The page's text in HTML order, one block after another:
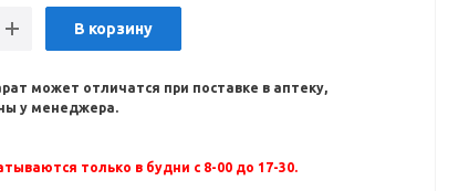
В корзину
может отличатся при поставке в аптеку,
у менеджера.
только в будни с 8-00 до 17-30.